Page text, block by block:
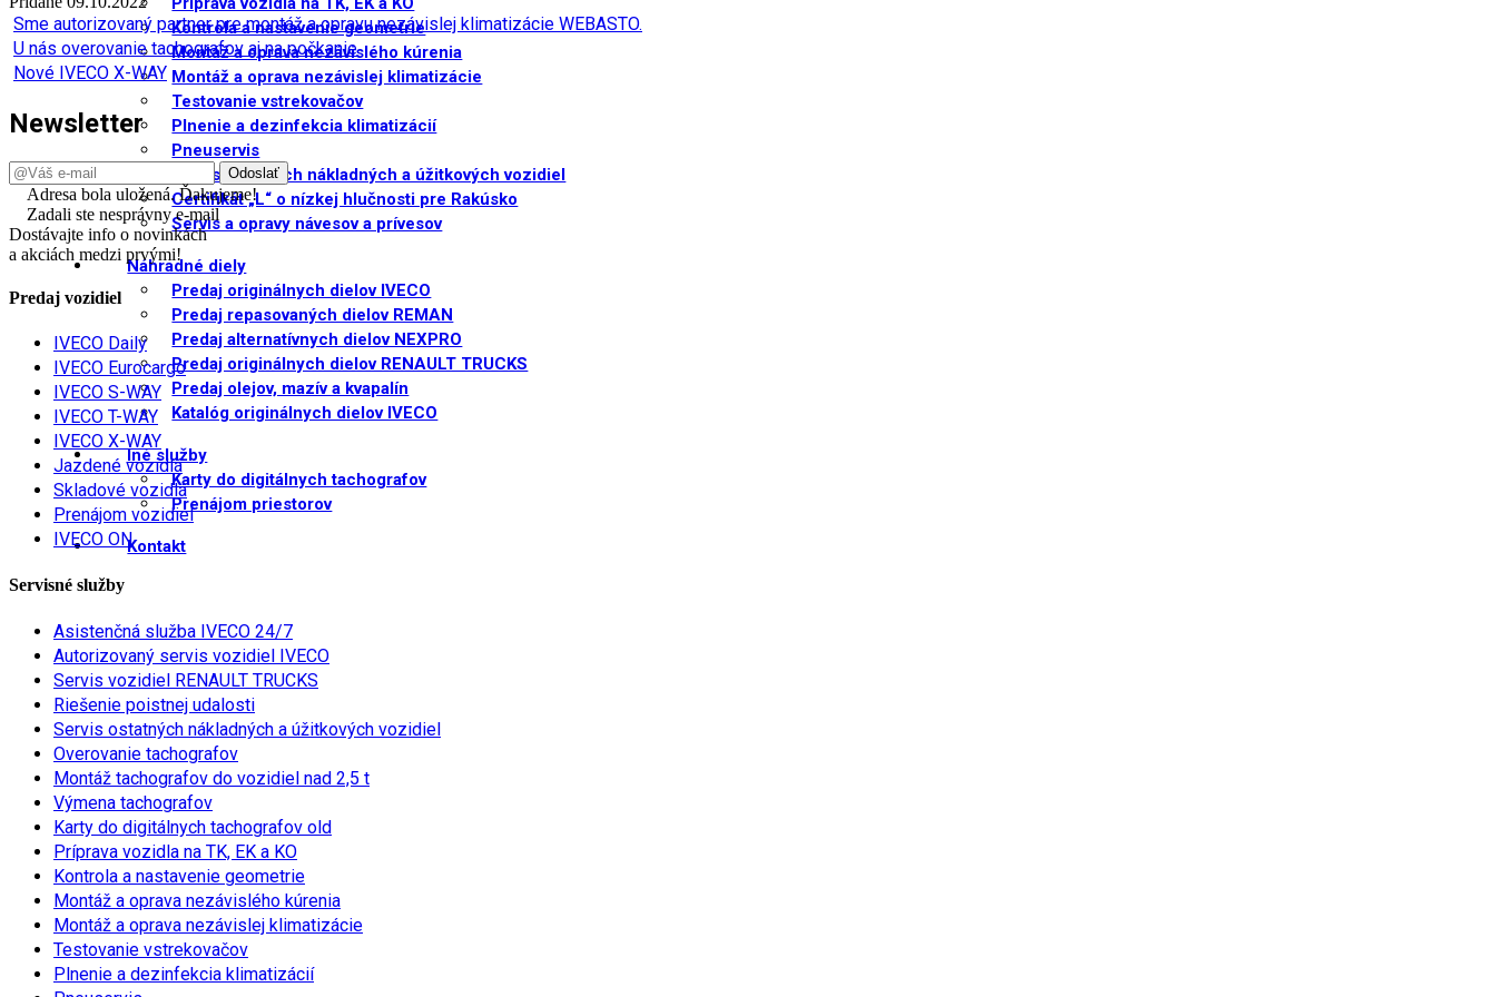
Kontrola a nastavenie geometrie
Montáž a oprava nezávislého kúrenia
Montáž a oprava nezávislej klimatizácie
Testovanie vstrekovačov
Plnenie a dezinfekcia klimatizácií
Pneuservis
Servis ostatných nákladných a úžitkových vozidiel
Certifikát „L“ o nízkej hlučnosti pre Rakúsko
Servis a opravy návesov a prívesov
Náhradné diely
Predaj originálnych dielov IVECO
Predaj repasovaných dielov REMAN
Predaj alternatívnych dielov NEXPRO
Predaj originálnych dielov RENAULT TRUCKS
Predaj olejov, mazív a kvapalín
Katalóg originálnych dielov IVECO
Iné služby
Karty do digitálnych tachografov
Prenájom priestorov
Kontakt
Sme autorizovaný partner pre montáž a opravu nezávislej klimatizácie WEBASTO.
U nás overovanie tachografov aj na počkanie
Nové IVECO X-WAY
Newsletter
Adresa bola uložená. Ďakujeme!
Zadali ste nesprávny e-mail
Dostávajte info o novinkách
a akciách medzi prvými!
Predaj vozidiel
IVECO Daily
IVECO Eurocargo
IVECO S-WAY
IVECO T-WAY
IVECO X-WAY
Jazdené vozidlá
Skladové vozidlá
Prenájom vozidiel
IVECO ON
Servisné služby
Asistenčná služba IVECO 24/7
Autorizovaný servis vozidiel IVECO
Servis vozidiel RENAULT TRUCKS
Riešenie poistnej udalosti
Servis ostatných nákladných a úžitkových vozidiel
Overovanie tachografov
Montáž tachografov do vozidiel nad 2,5 t
Výmena tachografov
Karty do digitálnych tachografov old
Príprava vozidla na TK, EK a KO
Kontrola a nastavenie geometrie
Montáž a oprava nezávislého kúrenia
Montáž a oprava nezávislej klimatizácie
Testovanie vstrekovačov
Plnenie a dezinfekcia klimatizácií